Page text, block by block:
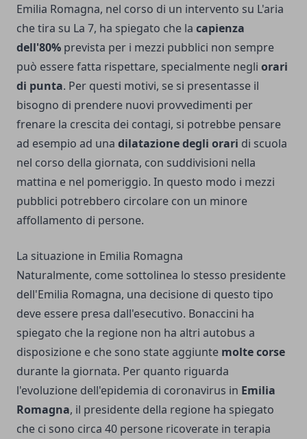
Emilia Romagna, nel corso di un intervento su L'aria
che tira su La 7, ha spiegato che la capienza
dell'80% prevista per i mezzi pubblici non sempre
può essere fatta rispettare, specialmente negli orari
di punta. Per questi motivi, se si presentasse il
bisogno di prendere nuovi provvedimenti per
frenare la crescita dei contagi, si potrebbe pensare
ad esempio ad una dilatazione degli orari di scuola
nel corso della giornata, con suddivisioni nella
mattina e nel pomeriggio. In questo modo i mezzi
pubblici potrebbero circolare con un minore
affollamento di persone.
La situazione in Emilia Romagna
Naturalmente, come sottolinea lo stesso presidente
dell'Emilia Romagna, una decisione di questo tipo
deve essere presa dall'esecutivo. Bonaccini ha
spiegato che la regione non ha altri autobus a
disposizione e che sono state aggiunte molte corse
durante la giornata. Per quanto riguarda
l'evoluzione dell'epidemia di coronavirus in Emilia
Romagna, il presidente della regione ha spiegato
che ci sono circa 40 persone ricoverate in terapia